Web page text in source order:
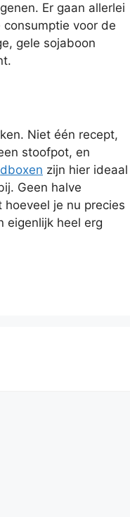
Er gaan allerlei
voor de
gele sojaboon
Niet één recept,
stoofpot, en
zijn hier ideaal
Geen halve
je nu precies
eigenlijk heel erg